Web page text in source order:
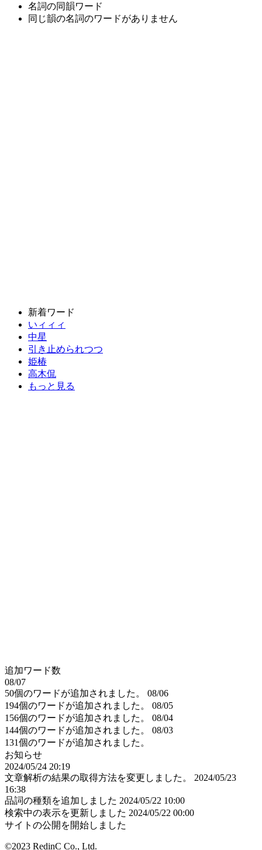
名詞の同韻ワード
同じ韻の名詞のワードがありません
新着ワード
いィィィ
中星
引き止められつつ
姫椿
高木侃
もっと見る
追加ワード数
08/07
50個のワードが追加されました。
08/06
194個のワードが追加されました。
08/05
156個のワードが追加されました。
08/04
144個のワードが追加されました。
08/03
131個のワードが追加されました。
お知らせ
2024/05/24 20:19
文章解析の結果の取得方法を変更しました。
2024/05/23
16:38
品詞の種類を追加しました 2024/05/22 10:00
検索中の表示を更新しました 2024/05/22 00:00
サイトの公開を開始しました
©2023 RedinC Co., Ltd.